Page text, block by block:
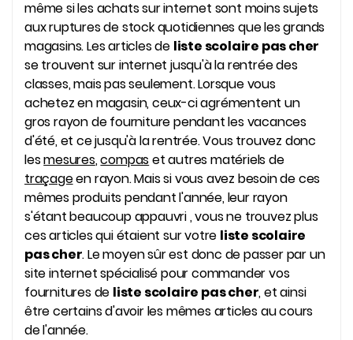
même si les achats sur internet sont moins sujets
aux ruptures de stock quotidiennes que les grands
magasins. Les articles de liste scolaire pas cher
se trouvent sur internet jusqu'à la rentrée des
classes, mais pas seulement. Lorsque vous
achetez en magasin, ceux-ci agrémentent un
gros rayon de fourniture pendant les vacances
d'été, et ce jusqu'à la rentrée. Vous trouvez donc
lesmesures,compaset autres matériels de
traçageen rayon. Mais si vous avez besoin de ces
mêmes produits pendant l'année, leur rayon
s'étant beaucoup appauvri , vous ne trouvez plus
ces articles qui étaient sur votre liste scolaire
pas cher. Le moyen sûr est donc de passer par un
site internet spécialisé pour commander vos
fournitures de liste scolaire pas cher, et ainsi
être certains d'avoir les mêmes articles au cours
de l'année.